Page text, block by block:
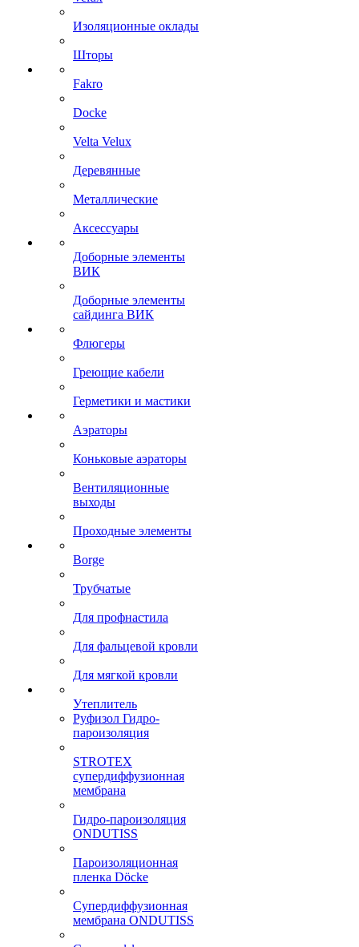
Изоляционные оклады
Шторы
Fakro
Docke
Velta Velux
Деревянные
Металлические
Аксессуары
Доборные элементы
ВИК
Доборные элементы
сайдинга ВИК
Флюгеры
Греющие кабели
Герметики и мастики
Аэраторы
Коньковые аэраторы
Вентиляционные
выходы
Проходные элементы
Borge
Трубчатые
Для профнастила
Для фальцевой кровли
Для мягкой кровли
Утеплитель
Руфизол Гидро-
пароизоляция
STROTEX
супердиффузионная
мембрана
Гидро-пароизоляция
ONDUTISS
Пароизоляционная
пленка Döcke
Супердиффузионная
мембрана ONDUTISS